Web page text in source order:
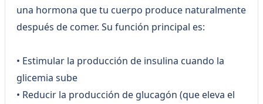
una hormona que tu cuerpo produce naturalmente
después de comer. Su función principal es:
• Estimular la producción de insulina cuando la
glicemia sube
• Reducir la producción de glucagón (que eleva el